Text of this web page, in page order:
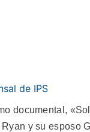
de IPS
documental,
y su esposo